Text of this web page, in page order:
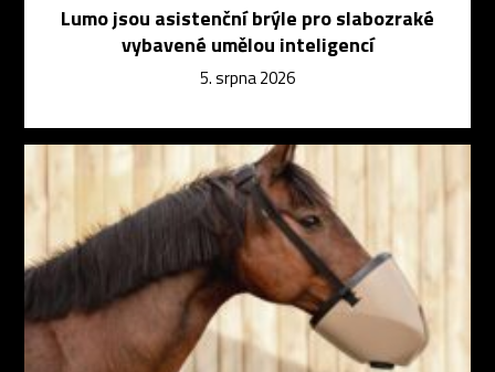
Lumo jsou asistenční brýle pro slabozraké
vybavené umělou inteligencí
5. srpna 2026